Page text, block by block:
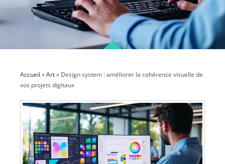
Accueil »Art» Design system : améliorer la cohérence visuelle de
vos projets digitaux